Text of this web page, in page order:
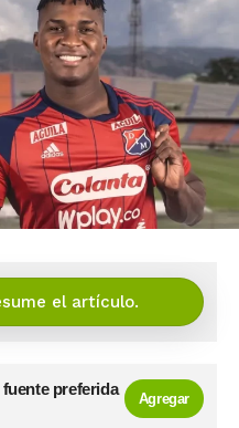
el artículo.
preferida
Agregar